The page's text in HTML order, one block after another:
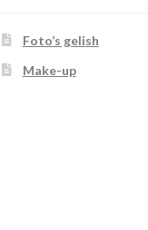
Foto’s gelish
Make-up